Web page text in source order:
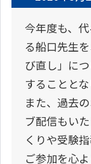
今年度も、
る船口先生
び直し」に
することとな
また、過去
ブ配信もい
くりや受験
ご参加を心